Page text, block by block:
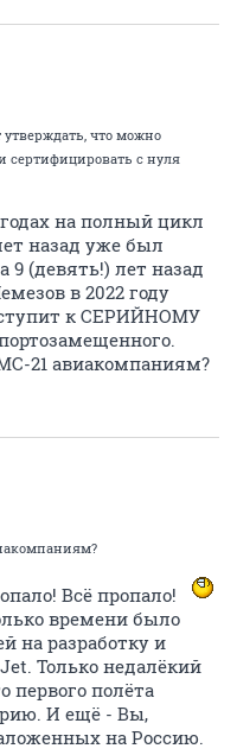
утверждать, что можно
сертифицировать с нуля
на полный цикл
назад уже был
(девять!) лет назад
в 2022 году
к СЕРИЙНОМУ
21 авиакомпаниям?
Всё пропало!
времени было
на разработку и
Только недалёкий
первого полёта
И ещё - Вы,
на Россию.